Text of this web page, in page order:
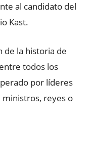
al candidato del
Kast.
de la historia de
todos los
por líderes
reyes o